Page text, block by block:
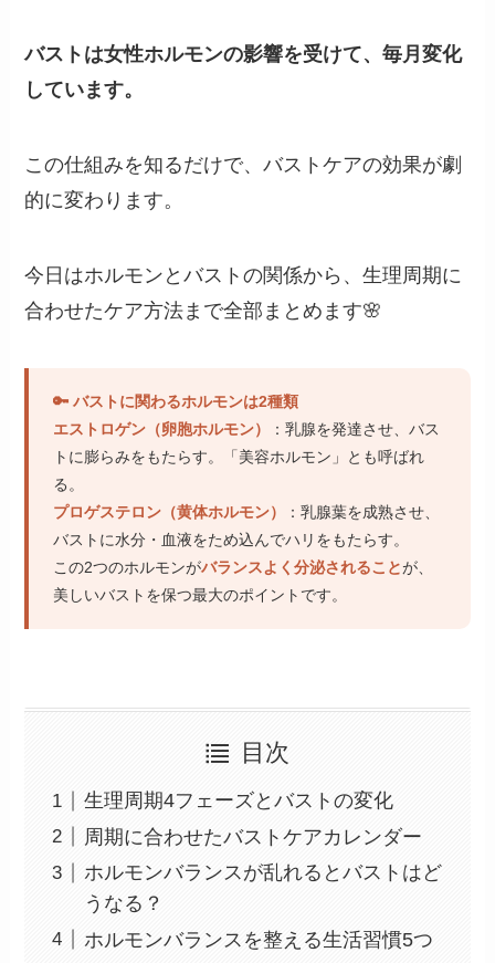
バストは女性ホルモンの影響を受けて、毎月変化
しています。
この仕組みを知るだけで、バストケアの効果が劇
的に変わります。
今日はホルモンとバストの関係から、生理周期に
合わせたケア方法まで全部まとめます🌸
🔑 バストに関わるホルモンは2種類
エストロゲン（卵胞ホルモン）
：乳腺を発達させ、バス
トに膨らみをもたらす。「美容ホルモン」とも呼ばれ
る。
プロゲステロン（黄体ホルモン）
：乳腺葉を成熟させ、
バストに水分・血液をため込んでハリをもたらす。
この2つのホルモンがバランスよく分泌されることが、
美しいバストを保つ最大のポイントです。
目次
生理周期4フェーズとバストの変化
周期に合わせたバストケアカレンダー
ホルモンバランスが乱れるとバストはど
うなる？
ホルモンバランスを整える生活習慣5つ